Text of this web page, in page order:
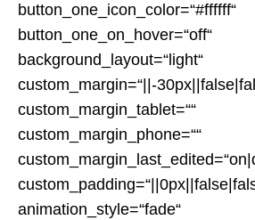
button_one_icon_color=“#ffffff“
button_one_on_hover=“off“
background_layout=“light“
custom_margin=“||-
custom_margin_tablet=““
custom_margin_phone=““
animation_style=“fade“